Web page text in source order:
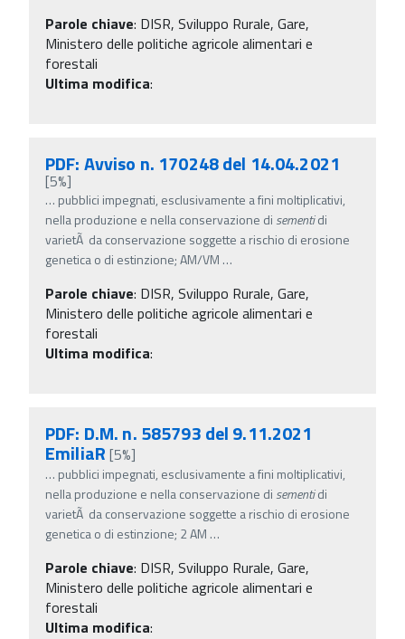
Parole chiave: DISR, Sviluppo Rurale, Gare,
Ministero delle politiche agricole alimentari e
forestali
Ultima modifica:
PDF: Avviso n. 170248 del 14.04.2021
[5%]
… pubblici impegnati, esclusivamente a fini moltiplicativi,
nella produzione e nella conservazione di sementidi
varietÃ da conservazione soggette a rischio di erosione
genetica o di estinzione; AM/VM …
Parole chiave: DISR, Sviluppo Rurale, Gare,
Ministero delle politiche agricole alimentari e
forestali
Ultima modifica:
PDF: D.M. n. 585793 del 9.11.2021
EmiliaR [5%]
… pubblici impegnati, esclusivamente a fini moltiplicativi,
nella produzione e nella conservazione di sementidi
varietÃ da conservazione soggette a rischio di erosione
genetica o di estinzione; 2 AM …
Parole chiave: DISR, Sviluppo Rurale, Gare,
Ministero delle politiche agricole alimentari e
forestali
Ultima modifica: